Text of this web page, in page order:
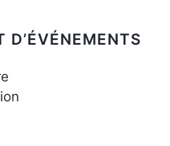
D’ÉVÉNEMENTS